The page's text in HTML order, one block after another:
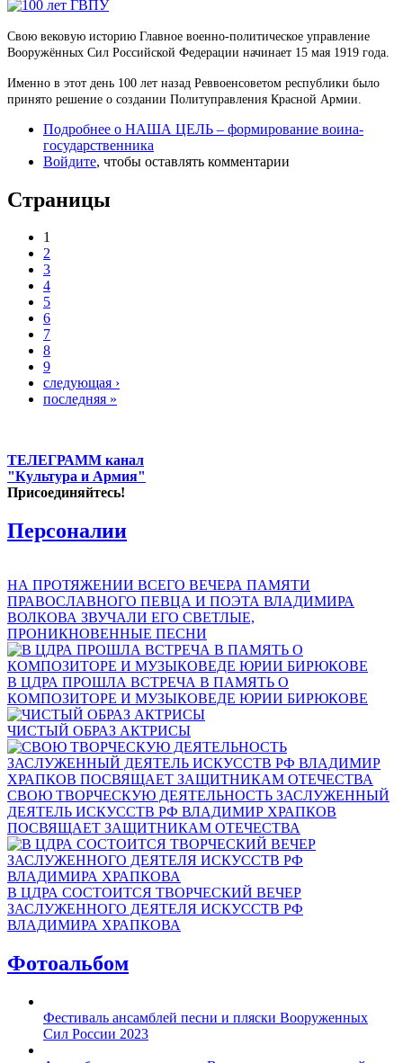
Свою вековую историю Главное военно-политическое управление
Вооружённых Сил Российской Федерации начинает 15 мая 1919 года.
Именно в этот день 100 лет назад Реввоенсоветом республики было
принято решение о создании Политуправления Красной Армии.
Подробнее о НАША ЦЕЛЬ – формирование воина-
государственника
Войдите, чтобы оставлять комментарии
Страницы
1
2
3
4
5
6
7
8
9
следующая ›
последняя »
ТЕЛЕГРАММ канал
"Культура и Армия"
Присоединяйтесь!
Персоналии
НА ПРОТЯЖЕНИИ ВСЕГО ВЕЧЕРА ПАМЯТИ
ПРАВОСЛАВНОГО ПЕВЦА И ПОЭТА ВЛАДИМИРА
ВОЛКОВА ЗВУЧАЛИ ЕГО СВЕТЛЫЕ,
ПРОНИКНОВЕННЫЕ ПЕСНИ
В ЦДРА ПРОШЛА ВСТРЕЧА В ПАМЯТЬ О
КОМПОЗИТОРЕ И МУЗЫКОВЕДЕ ЮРИИ БИРЮКОВЕ
ЧИСТЫЙ ОБРАЗ АКТРИСЫ
СВОЮ ТВОРЧЕСКУЮ ДЕЯТЕЛЬНОСТЬ ЗАСЛУЖЕННЫЙ
ДЕЯТЕЛЬ ИСКУССТВ РФ ВЛАДИМИР ХРАПКОВ
ПОСВЯЩАЕТ ЗАЩИТНИКАМ ОТЕЧЕСТВА
В ЦДРА СОСТОИТСЯ ТВОРЧЕСКИЙ ВЕЧЕР
ЗАСЛУЖЕННОГО ДЕЯТЕЛЯ ИСКУССТВ РФ
ВЛАДИМИРА ХРАПКОВА
Фотоальбом
Фестиваль ансамблей песни и пляски Вооруженных
Сил России 2023